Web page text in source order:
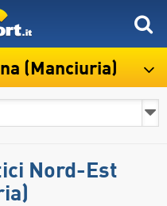
(Manciuria)
Nord-Est